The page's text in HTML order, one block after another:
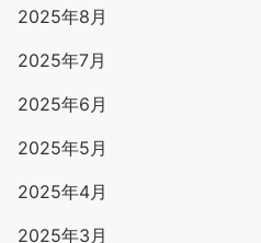
2025年8月
2025年7月
2025年6月
2025年5月
2025年4月
2025年3月